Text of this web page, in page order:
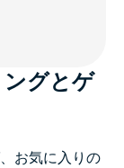
グとゲ
お気に入りの